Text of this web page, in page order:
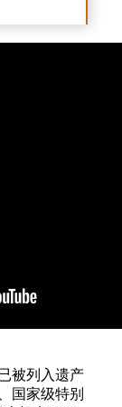
被列入遗产
国家级特别